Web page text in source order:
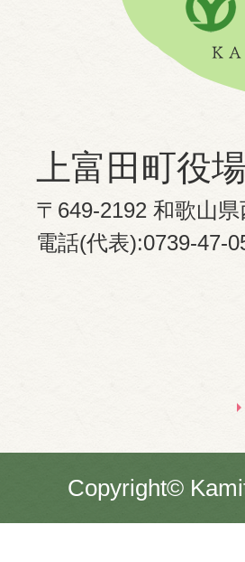
上富田町役場
〒649-2192 和歌山
電話(代表):0739-47-
Copyright©